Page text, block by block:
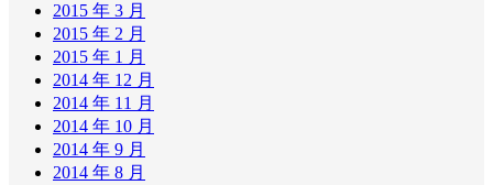
2015 年 3 月
2015 年 2 月
2015 年 1 月
2014 年 12 月
2014 年 11 月
2014 年 10 月
2014 年 9 月
2014 年 8 月